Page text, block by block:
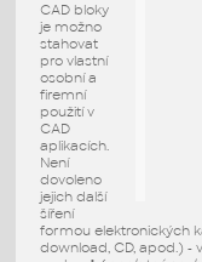
CAD bloky
je možno
stahovat
pro vlastní
osobní a
firemní
použití v
CAD
aplikacích.
Není
dovoleno
jejich další
šíření
formou elektronických
download, CD, apod.) -